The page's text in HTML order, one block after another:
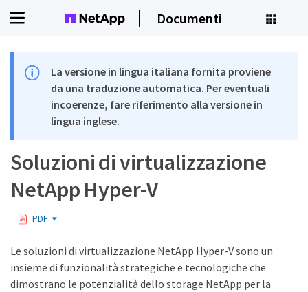
Documenti
La versione in lingua italiana fornita proviene
da una traduzione automatica. Per eventuali
incoerenze, fare riferimento alla versione in
lingua inglese.
Soluzioni di virtualizzazione
NetApp Hyper-V
PDF
Le soluzioni di virtualizzazione NetApp Hyper-V sono un
insieme di funzionalità strategiche e tecnologiche che
dimostrano le potenzialità dello storage NetApp per la